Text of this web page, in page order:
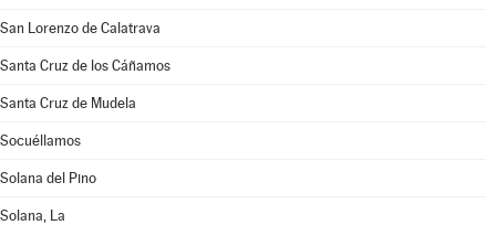
San Lorenzo de Calatrava
Santa Cruz de los Cáñamos
Santa Cruz de Mudela
Socuéllamos
Solana del Pino
Solana, La